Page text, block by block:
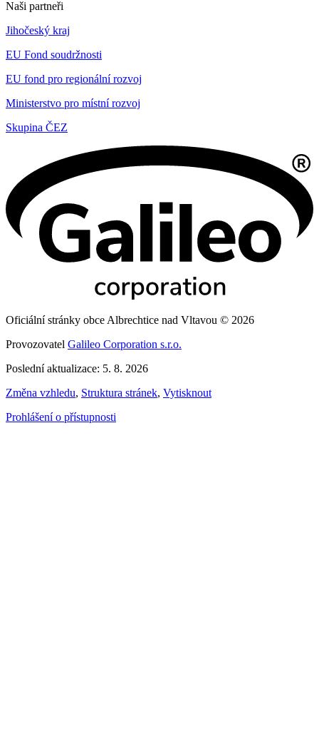
Naši partneři
Jihočeský kraj
EU Fond soudržnosti
EU fond pro regionální rozvoj
Ministerstvo pro místní rozvoj
Skupina ČEZ
Oficiální stránky obce Albrechtice nad Vltavou © 2026
Provozovatel Galileo Corporation s.r.o.
Poslední aktualizace: 5. 8. 2026
Změna vzhledu, Struktura stránek, Vytisknout
Prohlášení o přístupnosti